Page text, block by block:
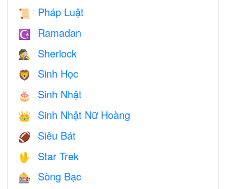
📜 Pháp Luật
☪️ Ramadan
🕵️ Sherlock
🦁 Sinh Học
🎂 Sinh Nhật
👑 Sinh Nhật Nữ Hoàng
🏈 Siêu Bát
🖖 Star Trek
🎰 Sòng Bạc